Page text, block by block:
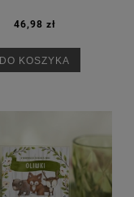
46,98 zł
DO KOSZYKA